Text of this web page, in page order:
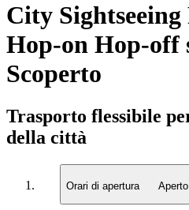
City
Hop-on Hop-off
Scoperto
Trasporto flessibile
della città
Orari di apertura